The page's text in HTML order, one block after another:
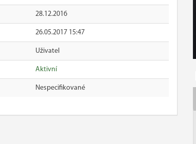
28.12.2016
26.05.2017 15:47
Uživatel
Aktivní
Nespecifikované